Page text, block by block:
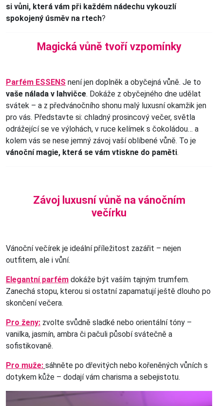
si vůni, která vám při každém nádechu vykouzlí
spokojený úsměv na rtech?
Magická vůně tvoří vzpomínky
Parfém ESSENS není jen doplněk a obyčejná vůně. Je to
vaše nálada v lahvičce. Dokáže z obyčejného dne udělat
svátek – a z předvánočního shonu malý luxusní okamžik jen
pro vás. Představte si: chladný prosincový večer, světla
odrážející se ve výlohách, v ruce kelímek s čokoládou… a
kolem vás se nese jemný závoj vaší oblíbené vůně. To je
vánoční magie, která se vám vtiskne do paměti.
Závoj luxusní vůně na vánočním
večírku
Vánoční večírek je ideální příležitost zazářit – nejen
outfitem, ale i vůní.
Elegantní parfém dokáže být vaším tajným trumfem.
Zanechá stopu, kterou si ostatní zapamatují ještě dlouho po
skončení večera.
Pro ženy: zvolte svůdně sladké nebo orientální tóny –
vanilka, jasmín, ambra či pačuli působí svátečně a
sofistikovaně.
Pro muže: sáhněte po dřevitých nebo kořeněných vůních s
dotykem kůže – dodají vám charisma a sebejistotu.